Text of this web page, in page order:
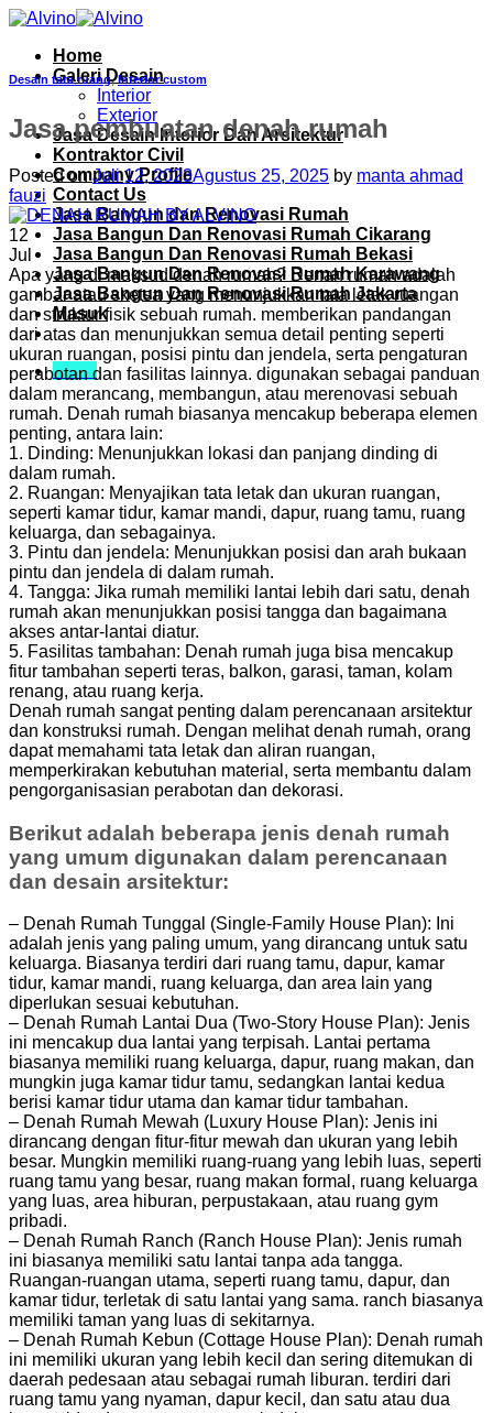
Skip
contentHome
Galeri Desain
Interior
Exterior
Jasa Desain Interior Dan Arsitektur
Kontraktor Civil
Company Profile
Contact Us
Jasa Bangun dan Renovasi Rumah
Jasa Bangun Dan Renovasi Rumah Cikarang
Jasa Bangun Dan Renovasi Rumah Bekasi
Jasa Bangun Dan Renovasi Rumah Karawang
Jasa Bangun Dan Renovasi Rumah Jakarta
Masuk
Menu
Desain tata ruang,Interior custom
Jasa pembuatan denah rumah
Posted onJuli 12, 2023Agustus 25, 2025 by manta ahmad
fauzi
12
Jul
Apa yang di maksud denah rumah? Denah rumah adalah
gambar atau sketsa yang menunjukkan tata letak ruangan
dan struktur fisik sebuah rumah. memberikan pandangan
dari atas dan menunjukkan semua detail penting seperti
ukuran ruangan, posisi pintu dan jendela, serta pengaturan
perabotan dan fasilitas lainnya. digunakan sebagai panduan
dalam merancang, membangun, atau merenovasi sebuah
rumah. Denah rumah biasanya mencakup beberapa elemen
penting, antara lain:
1. Dinding: Menunjukkan lokasi dan panjang dinding di
dalam rumah.
2. Ruangan: Menyajikan tata letak dan ukuran ruangan,
seperti kamar tidur, kamar mandi, dapur, ruang tamu, ruang
keluarga, dan sebagainya.
3. Pintu dan jendela: Menunjukkan posisi dan arah bukaan
pintu dan jendela di dalam rumah.
4. Tangga: Jika rumah memiliki lantai lebih dari satu, denah
rumah akan menunjukkan posisi tangga dan bagaimana
akses antar-lantai diatur.
5. Fasilitas tambahan: Denah rumah juga bisa mencakup
fitur tambahan seperti teras, balkon, garasi, taman, kolam
renang, atau ruang kerja.
Denah rumah sangat penting dalam perencanaan arsitektur
dan konstruksi rumah. Dengan melihat denah rumah, orang
dapat memahami tata letak dan aliran ruangan,
memperkirakan kebutuhan material, serta membantu dalam
pengorganisasian perabotan dan dekorasi.
Berikut adalah beberapa jenis denah rumah
yang umum digunakan dalam perencanaan
dan desain arsitektur:
– Denah Rumah Tunggal (Single-Family House Plan): Ini
adalah jenis yang paling umum, yang dirancang untuk satu
keluarga. Biasanya terdiri dari ruang tamu, dapur, kamar
tidur, kamar mandi, ruang keluarga, dan area lain yang
diperlukan sesuai kebutuhan.
– Denah Rumah Lantai Dua (Two-Story House Plan): Jenis
ini mencakup dua lantai yang terpisah. Lantai pertama
biasanya memiliki ruang keluarga, dapur, ruang makan, dan
mungkin juga kamar tidur tamu, sedangkan lantai kedua
berisi kamar tidur utama dan kamar tidur tambahan.
– Denah Rumah Mewah (Luxury House Plan): Jenis ini
dirancang dengan fitur-fitur mewah dan ukuran yang lebih
besar. Mungkin memiliki ruang-ruang yang lebih luas, seperti
ruang tamu yang besar, ruang makan formal, ruang keluarga
yang luas, area hiburan, perpustakaan, atau ruang gym
pribadi.
– Denah Rumah Ranch (Ranch House Plan): Jenis rumah
ini biasanya memiliki satu lantai tanpa ada tangga.
Ruangan-ruangan utama, seperti ruang tamu, dapur, dan
kamar tidur, terletak di satu lantai yang sama. ranch biasanya
memiliki taman yang luas di sekitarnya.
– Denah Rumah Kebun (Cottage House Plan): Denah rumah
ini memiliki ukuran yang lebih kecil dan sering ditemukan di
daerah pedesaan atau sebagai rumah liburan. terdiri dari
ruang tamu yang nyaman, dapur kecil, dan satu atau dua